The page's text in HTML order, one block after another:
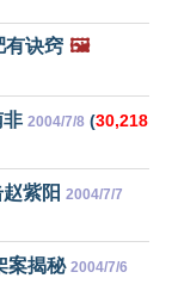
有诀窍 🖼️
非 2004/7/8 (30,218
紫阳 2004/7/7
案揭秘 2004/7/6